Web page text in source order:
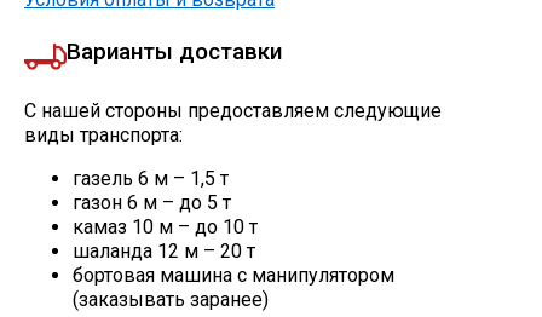
Варианты доставки
С нашей стороны предоставляем следующие
виды транспорта:
газель 6 м – 1,5 т
газон 6 м – до 5 т
камаз 10 м – до 10 т
шаланда 12 м – 20 т
бортовая машина с манипулятором
(заказывать заранее)